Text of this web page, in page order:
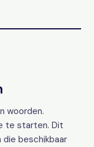
woorden.
te starten. Dit
beschikbaar